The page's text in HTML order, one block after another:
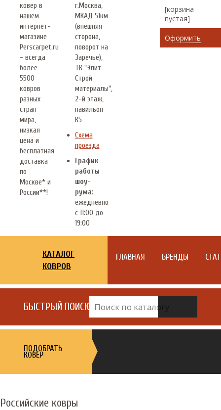
ковер в
нашем
интернет-
магазине
Perscarpet.ru
- всегда
более
5500
ковров
разных
стран
мира,
низкая
цена и
бесплатная
доставка
по
Москве* и
России**!
г.Москва
МКАД 51км
(внешняя
сторона,
поворот на
Заречье),
ТК "Элит
Строй
материалы",
2-й этаж,
павильон
К5
Схема
проезда
График
работы
шоу-
рума:
ежедневно
с 11:00 до
19:00
[корзина
пустая]
Оформить
КАТАЛОГ
КОВРОВ
ГЛАВНАЯ БРЕНДЫ
БЫСТРЫЙ ПОИСК
ПОДОБРАТЬ
КОВЕР
Российские ковры